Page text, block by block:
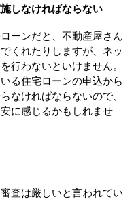
しなければならない
ーンだと、不動産屋さん
くれたりしますが、ネッ
行わないといけません。
る住宅ローンの申込から
なければならないので、
に感じるかもしれませ
査は厳しいと言われてい